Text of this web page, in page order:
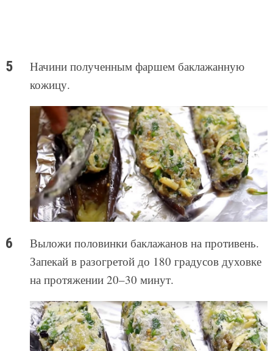
Начини полученным фаршем баклажанную
кожицу.
Выложи половинки баклажанов на противень.
Запекай в разогретой до 180 градусов духовке
на протяжении 20–30 минут.